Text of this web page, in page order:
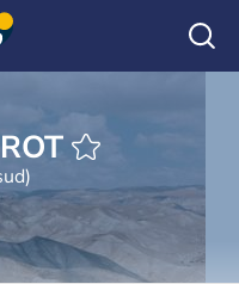
DOROT